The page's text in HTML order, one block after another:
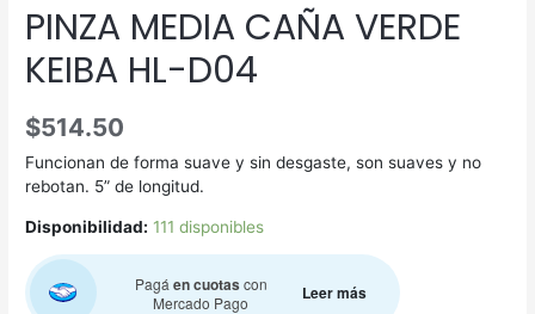
PINZA MEDIA CAÑA VERDE
KEIBA HL-D04
$514.50
Funcionan de forma suave y sin desgaste, son suaves y no
rebotan. 5” de longitud.
Disponibilidad: 111 disponibles
Pagáen cuotas con
Mercado Pago
Leer más